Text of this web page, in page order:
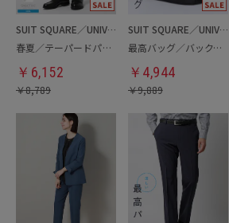
SUIT SQUARE／UNIVERSAL LANGUAGE
春夏／テーパードパンツ
￥ 6,152
￥8,789
SUIT SQUARE／UNIVERSAL LANGUAGE
最高バッグ／バックパック
￥ 4,944
￥9,889